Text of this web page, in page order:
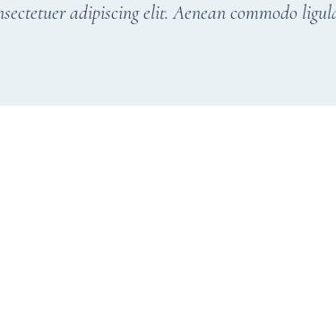
adipiscing elit. Aenean commodo